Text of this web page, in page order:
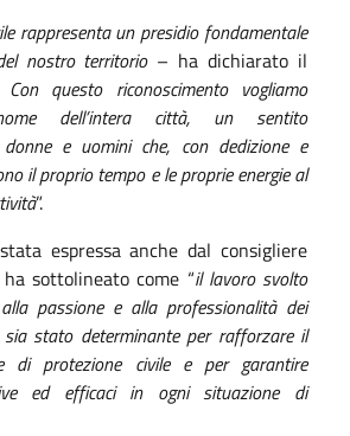
rappresenta un presidio fondamentale
nostro territorio– ha dichiarato il
Con questo riconoscimento vogliamo
dell’intera città, un sentito
e uomini che, con dedizione e
il proprio tempo e le proprie energie al
”.
espressa anche dal consigliere
sottolineato come “il lavoro svolto
passione e alla professionalità dei
sia stato determinante per rafforzare il
di protezione civile e per garantire
ed efficaci in ogni situazione di